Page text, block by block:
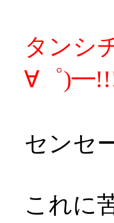
タンシ
∀゜
センセ
これに